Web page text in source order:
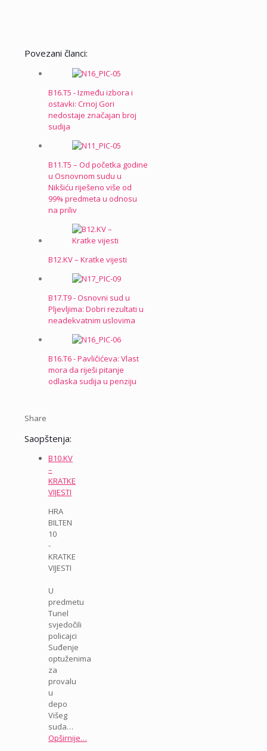
Povezani članci:
B16.T5 - Između izbora i
ostavki: Crnoj Gori
nedostaje značajan broj
sudija
B11.T5 – Od početka godine
u Osnovnom sudu u
Nikšiću riješeno više od
99% predmeta u odnosu
na priliv
B12.KV – Kratke vijesti
B17.T9 - Osnovni sud u
Pljevljima: Dobri rezultati u
neadekvatnim uslovima
B16.T6 - Pavličićeva: Vlast
mora da riješi pitanje
odlaska sudija u penziju
Share
Saopštenja:
B10.KV
–
KRATKE
VIJESTI
HRA
BILTEN
10
-
KRATKE
VIJESTI
U
predmetu
Tunel
svjedočili
policajci
Suđenje
optuženima
za
provalu
u
depo
Višeg
suda…
Opširnije…